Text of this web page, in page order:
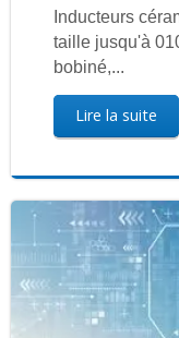
Inducteurs
taille jusqu'à
bobiné,...
Lire la suite